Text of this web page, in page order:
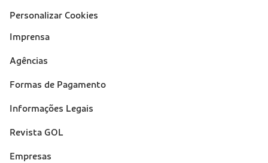
Personalizar Cookies
Imprensa
Suporte
Agências
Formas de Pagamento
Informações Legais
Revista GOL
Empresas